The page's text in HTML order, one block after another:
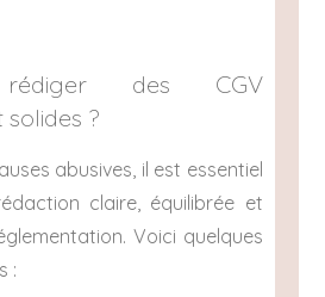
rédiger des CGV
?
abusives, il est essentiel
claire, équilibrée et
Voici quelques
: